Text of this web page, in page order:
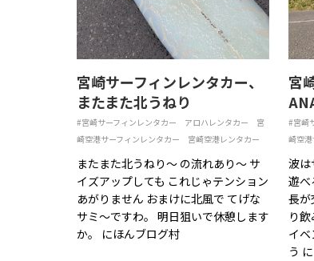
宮崎サーフィンレンタカー、
またまた北うねり
#宮崎サーフィンレンタカー アロハレンタカー
宮
崎空港サーフィンレンタカー
宮崎空港レンタカー
またまた北うねり〜 の流れあり〜 サ
イズアップしても これじゃテンション
あがりません おまけに北風で てげな
サミ〜ですわ。 明日狙いで休憩します
か。 にほんブログ村
宮
#宮崎
崎空
波は
遊べ
長が
り
イ
う